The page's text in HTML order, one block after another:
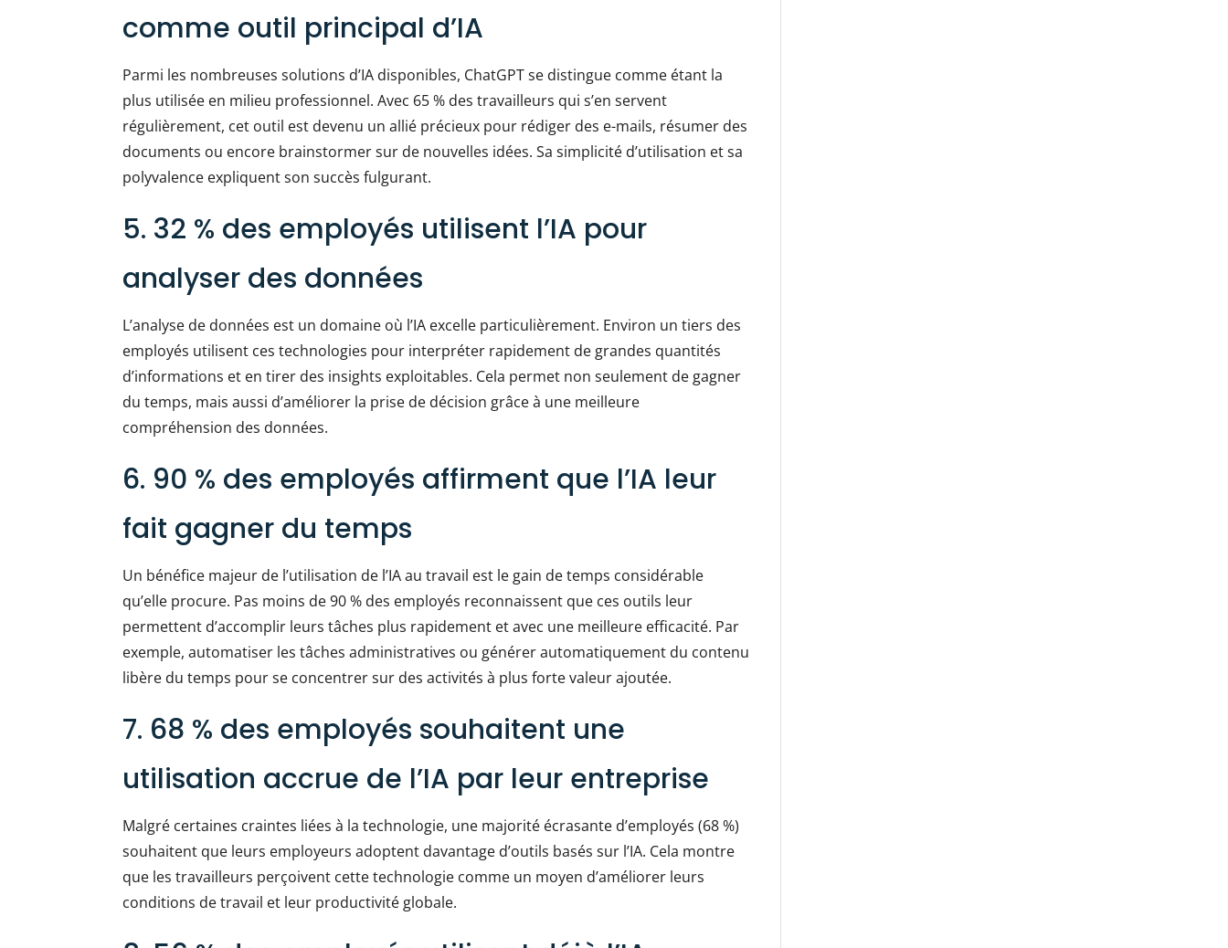
comme outil principal d’IA
Parmi les nombreuses solutions d’IA disponibles, ChatGPT se distingue comme étant la
plus utilisée en milieu professionnel. Avec 65 % des travailleurs qui s’en servent
régulièrement, cet outil est devenu un allié précieux pour rédiger des e-mails, résumer des
documents ou encore brainstormer sur de nouvelles idées. Sa simplicité d’utilisation et sa
polyvalence expliquent son succès fulgurant.
5. 32 % des employés utilisent l’IA pour
analyser des données
L’analyse de données est un domaine où l’IA excelle particulièrement. Environ un tiers des
employés utilisent ces technologies pour interpréter rapidement de grandes quantités
d’informations et en tirer des insights exploitables. Cela permet non seulement de gagner
du temps, mais aussi d’améliorer la prise de décision grâce à une meilleure
compréhension des données.
6. 90 % des employés affirment que l’IA leur
fait gagner du temps
Un bénéfice majeur de l’utilisation de l’IA au travail est le gain de temps considérable
qu’elle procure. Pas moins de 90 % des employés reconnaissent que ces outils leur
permettent d’accomplir leurs tâches plus rapidement et avec une meilleure efficacité. Par
exemple, automatiser les tâches administratives ou générer automatiquement du contenu
libère du temps pour se concentrer sur des activités à plus forte valeur ajoutée.
7. 68 % des employés souhaitent une
utilisation accrue de l’IA par leur entreprise
Malgré certaines craintes liées à la technologie, une majorité écrasante d’employés (68 %)
souhaitent que leurs employeurs adoptent davantage d’outils basés sur l’IA. Cela montre
que les travailleurs perçoivent cette technologie comme un moyen d’améliorer leurs
conditions de travail et leur productivité globale.